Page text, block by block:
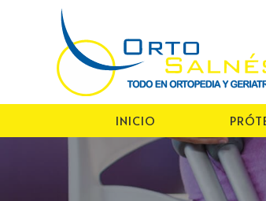
INICIO